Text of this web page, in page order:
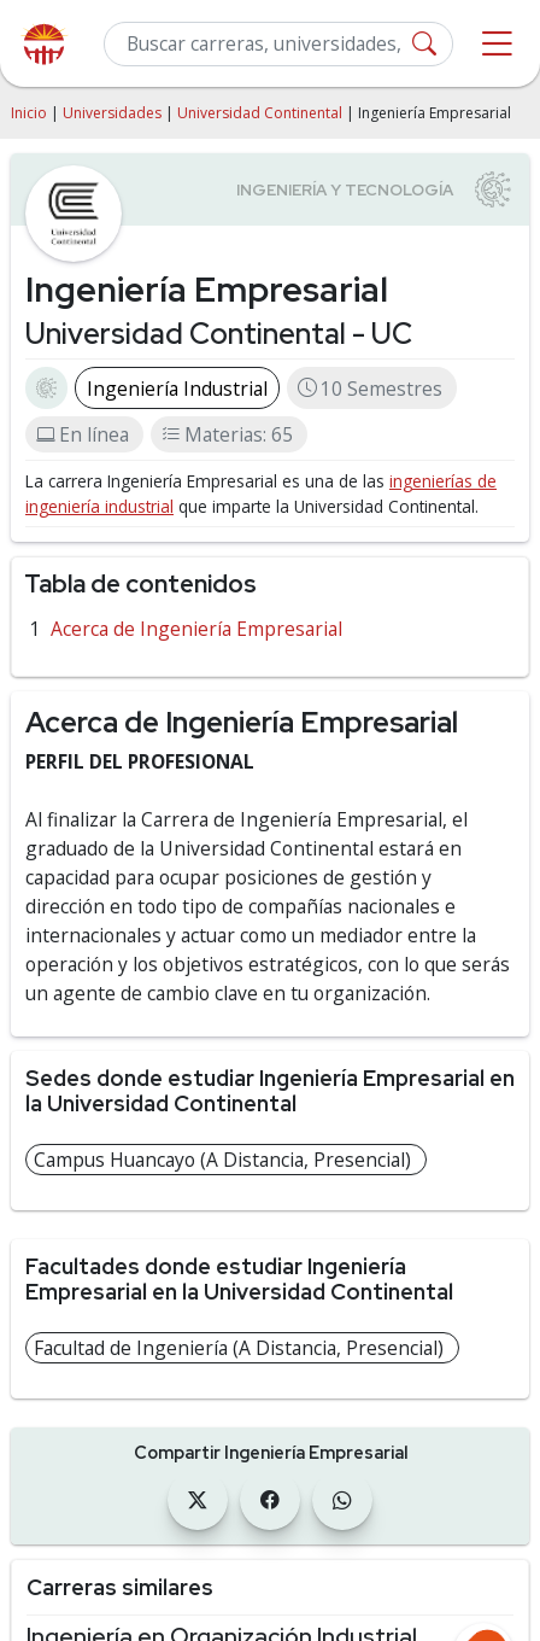
Inicio | Universidades | Universidad Continental | Ingeniería Empresarial
Ingeniería Empresarial
Universidad Continental - UC
Ingeniería Industrial
10 Semestres
En línea
Materias: 65
La carrera Ingeniería Empresarial es una de las ingenierías de
ingeniería industrial que imparte la Universidad Continental.
Tabla de contenidos
Acerca de Ingeniería Empresarial
Acerca de Ingeniería Empresarial
PERFIL DEL PROFESIONAL
Al finalizar la Carrera de Ingeniería Empresarial, el
graduado de la Universidad Continental estará en
capacidad para ocupar posiciones de gestión y
dirección en todo tipo de compañías nacionales e
internacionales y actuar como un mediador entre la
operación y los objetivos estratégicos, con lo que serás
un agente de cambio clave en tu organización.
Sedes donde estudiar Ingeniería Empresarial en
la Universidad Continental
Campus Huancayo (A Distancia, Presencial)
Facultades donde estudiar Ingeniería
Empresarial en la Universidad Continental
Facultad de Ingeniería (A Distancia, Presencial)
Compartir Ingeniería Empresarial
Carreras similares